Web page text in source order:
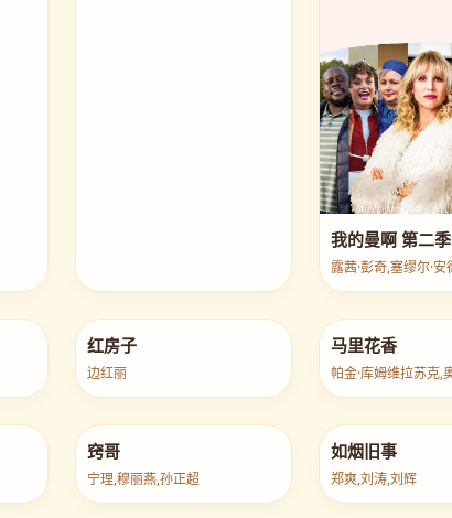
我的曼啊 第二季
红房子
边红丽
马里花香
窍哥 如烟旧事